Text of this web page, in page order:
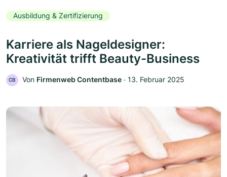
Ausbildung & Zertifizierung
Karriere als Nageldesigner:
Kreativität trifft Beauty-Business
CB Von Firmenweb Contentbase ‧ 13. Februar 2025